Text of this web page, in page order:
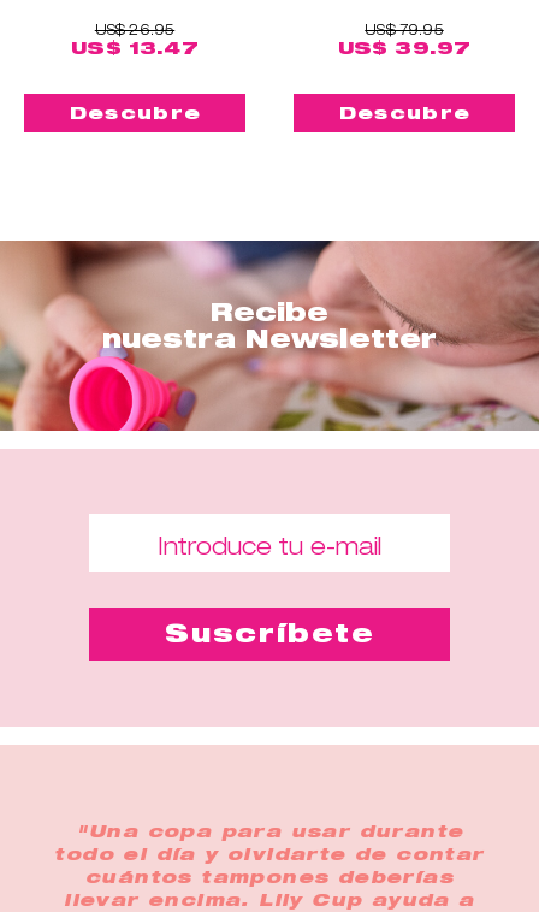
US$ 26.95
US$ 13.47
Descubre
US$ 79.95
US$ 39.97
Descubre
Recibe
nuestra Newsletter
"Una copa para usar durante
todo el día y olvidarte de contar
cuántos tampones deberías
llevar encima. Lily Cup ayuda a